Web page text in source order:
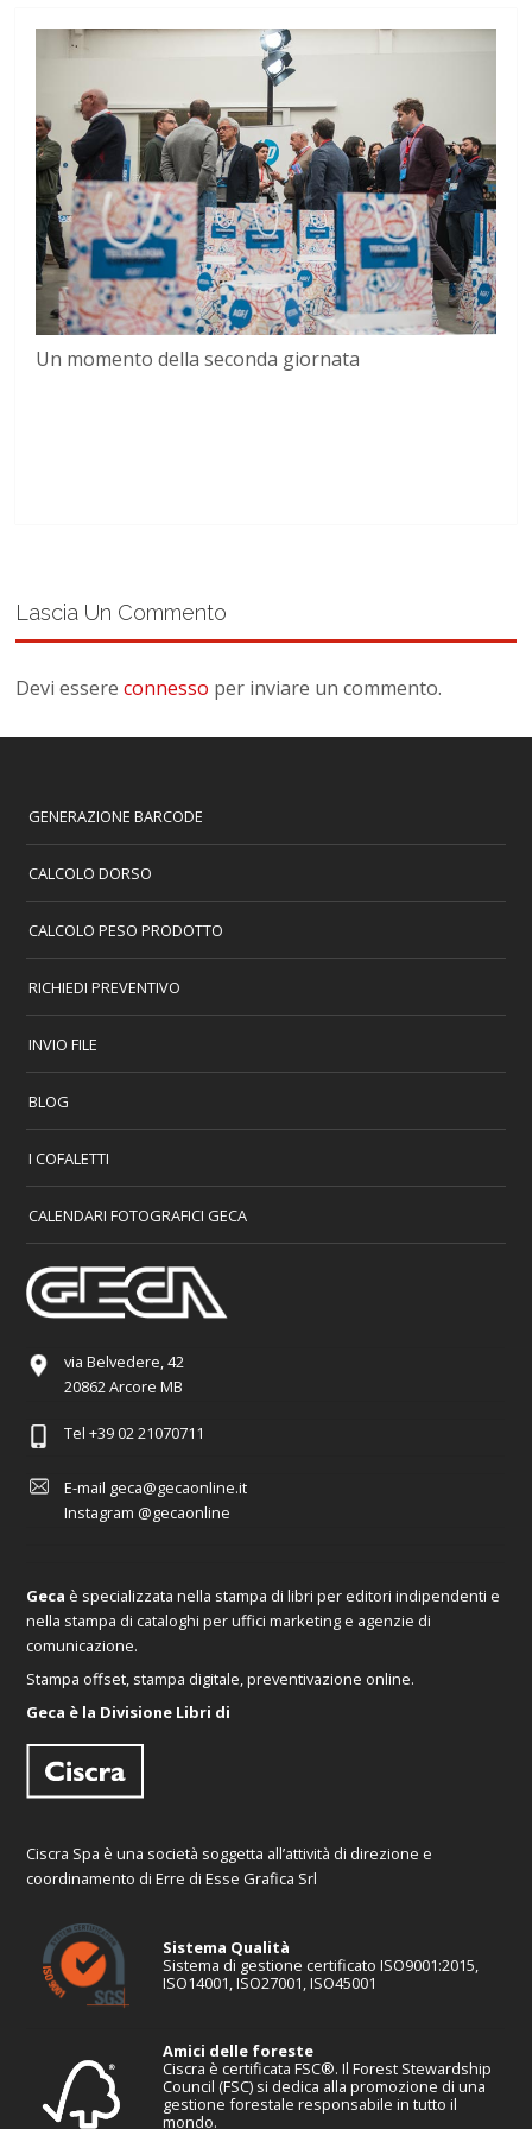
Un momento della seconda giornata
Lascia Un Commento
Devi essereconnesso per inviare un commento.
GENERAZIONE BARCODE
CALCOLO DORSO
CALCOLO PESO PRODOTTO
RICHIEDI PREVENTIVO
INVIO FILE
BLOG
I COFALETTI
CALENDARI FOTOGRAFICI GECA
via Belvedere, 42
20862 Arcore MB
Tel +39 02 21070711
E-mail geca@gecaonline.it
Instagram @gecaonline
Geca è specializzata nella stampa di libri per editori indipendenti e
nella stampa di cataloghi per uffici marketing e agenzie di
comunicazione.
Stampa offset, stampa digitale, preventivazione online.
Geca è la Divisione Libri di
Ciscra Spa è una società soggetta all’attività di direzione e
coordinamento di Erre di Esse Grafica Srl
Sistema Qualità
Sistema di gestione certificato ISO9001:2015,
ISO14001, ISO27001, ISO45001
Amici delle foreste
Ciscra è certificata FSC®. Il Forest Stewardship
Council (FSC) si dedica alla promozione di una
gestione forestale responsabile in tutto il
mondo.